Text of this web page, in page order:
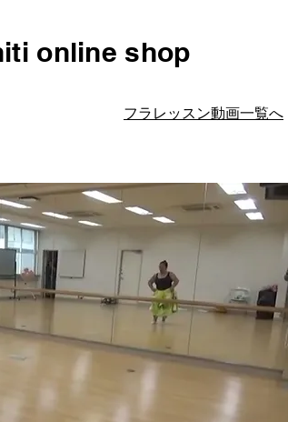
online shop
フラレッスン動画一覧へ